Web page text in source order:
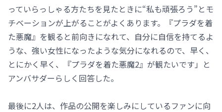
っていらっしゃる方たちを見たときに“私も頑張ろう”とモ
チベーションが上がることがよくあります。『プラダを着
た悪魔』を観ると前向きになれて、自分に自信を持てるよ
うな、強い女性になったような気分になれるので、早く、
とにかく早く、『プラダを着た悪魔2』が観たいです」と
アンバサダーらしく回答した。
最後に2人は、作品の公開を楽しみにしているファンに向